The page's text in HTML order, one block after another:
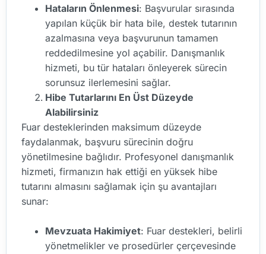
Hataların Önlenmesi: Başvurular sırasında
yapılan küçük bir hata bile, destek tutarının
azalmasına veya başvurunun tamamen
reddedilmesine yol açabilir. Danışmanlık
hizmeti, bu tür hataları önleyerek sürecin
sorunsuz ilerlemesini sağlar.
Hibe Tutarlarını En Üst Düzeyde
Alabilirsiniz
Fuar desteklerinden maksimum düzeyde
faydalanmak, başvuru sürecinin doğru
yönetilmesine bağlıdır. Profesyonel danışmanlık
hizmeti, firmanızın hak ettiği en yüksek hibe
tutarını almasını sağlamak için şu avantajları
sunar:
Mevzuata Hakimiyet: Fuar destekleri, belirli
yönetmelikler ve prosedürler çerçevesinde